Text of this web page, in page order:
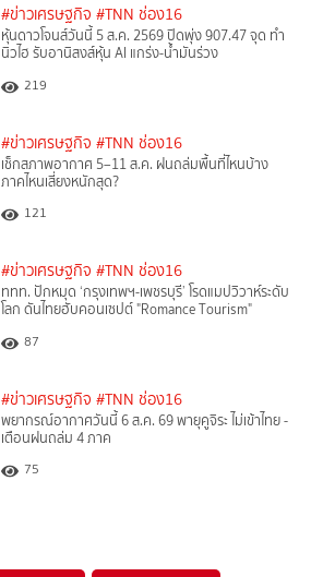
#ข่าวเศรษฐกิจ #TNN ช่อง16
หุ้นดาวโจนส์วันนี้ 5 ส.ค. 2569 ปิดพุ่ง 907.47 จุด ทำ
นิวไฮ รับอานิสงส์หุ้น AI แกร่ง-น้ำมันร่วง
219
#ข่าวเศรษฐกิจ #TNN ช่อง16
เช็กสภาพอากาศ 5–11 ส.ค. ฝนถล่มพื้นที่ไหนบ้าง
ภาคไหนเสี่ยงหนักสุด?
121
#ข่าวเศรษฐกิจ #TNN ช่อง16
ททท. ปักหมุด ‘กรุงเทพฯ-เพชรบุรี’ โรดแมปวิวาห์ระดับ
โลก ดันไทยฮับคอนเซปต์ "Romance Tourism"
87
#ข่าวเศรษฐกิจ #TNN ช่อง16
พยากรณ์อากาศวันนี้ 6 ส.ค. 69 พายุคูจิระ ไม่เข้าไทย -
เตือนฝนถล่ม 4 ภาค
75